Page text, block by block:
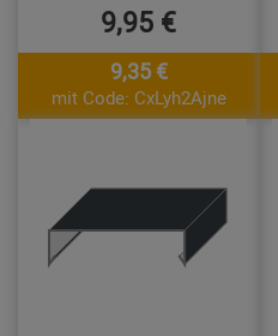
9,95 €
9,35 €
mit Code: CxLyh2Ajne